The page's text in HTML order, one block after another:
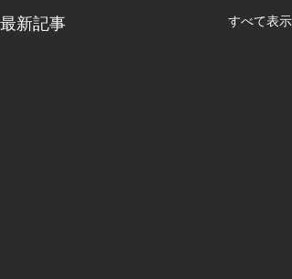
最新記事 すべて表示